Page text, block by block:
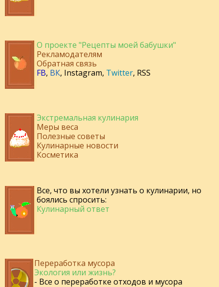
О проекте "Рецепты моей бабушки"
Рекламодателям
Обратная связь
FB, ВК, Instagram, Twitter, RSS
Экстремальная кулинария
Меры веса
Полезные советы
Кулинарные новости
Косметика
Все, что вы хотели узнать о кулинарии, но
боялись спросить:
Кулинарный ответ
Переработка мусора
Экология или жизнь?
- Все о переработке отходов и мусора